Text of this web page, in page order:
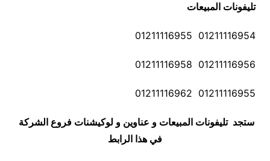
تليفونات المبيعات
01211116954 01211116955
01211116956 01211116958
01211116955 01211116962
ستجد تليفونات المبيعات و عناوين و لوكيشنات فروع الشركة
في هذا الرابط